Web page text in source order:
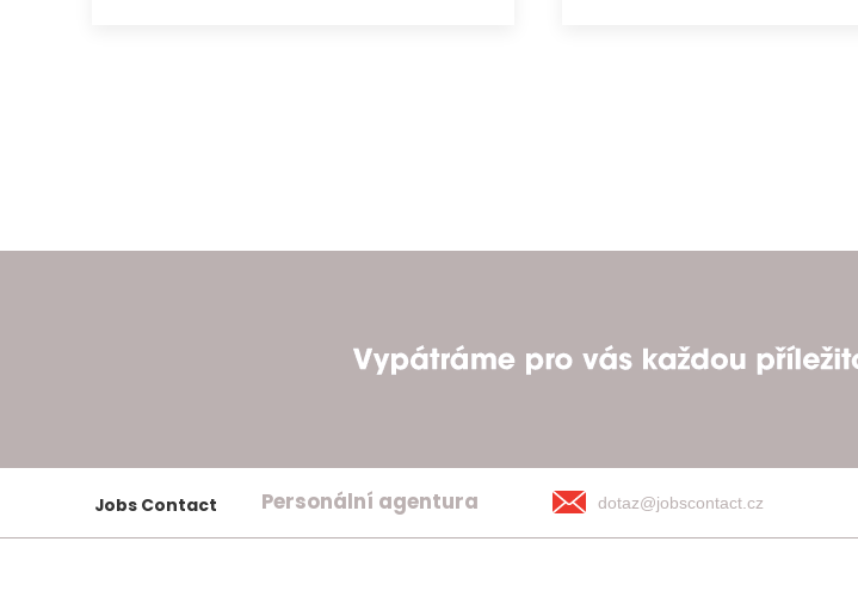
Jobs Contact Personální agentura dotaz@jobscontact.cz